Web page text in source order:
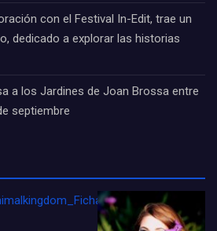
con el Festival In-Edit, trae un
dedicado a explorar las historias
a los Jardines de Joan Brossa entre
septiembre